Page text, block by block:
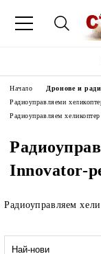
Начало
Дронове и
Радиоуправляеми
Радиоуправляем
Innovator-
Радиоуправляем